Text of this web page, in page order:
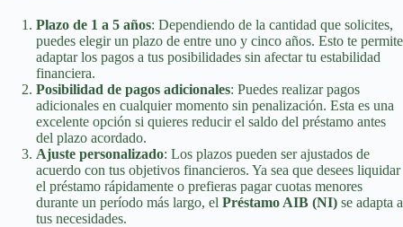
Plazo de 1 a 5 años: Dependiendo de la cantidad que solicites,
puedes elegir un plazo de entre uno y cinco años. Esto te permite
adaptar los pagos a tus posibilidades sin afectar tu estabilidad
financiera.
Posibilidad de pagos adicionales: Puedes realizar pagos
adicionales en cualquier momento sin penalización. Esta es una
excelente opción si quieres reducir el saldo del préstamo antes
del plazo acordado.
Ajuste personalizado: Los plazos pueden ser ajustados de
acuerdo con tus objetivos financieros. Ya sea que desees liquidar
el préstamo rápidamente o prefieras pagar cuotas menores
durante un período más largo, el Préstamo AIB (NI) se adapta a
tus necesidades.